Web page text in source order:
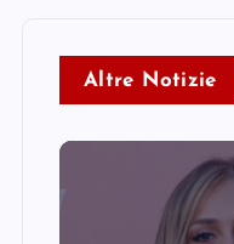
Altre Notizie